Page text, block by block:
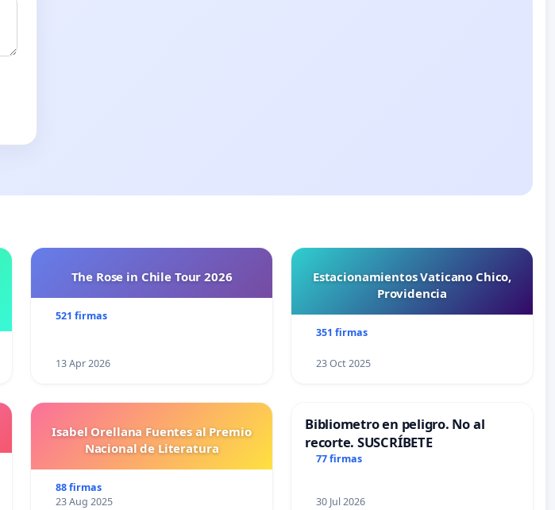
The Rose in Chile Tour 2026
521 firmas
13 Apr 2026
Estacionamientos Vaticano Chico,
Providencia
351 firmas
23 Oct 2025
Isabel Orellana Fuentes al Premio
Nacional de Literatura
88 firmas
23 Aug 2025
Bibliometro en peligro. No al
recorte. SUSCRÍBETE
77 firmas
30 Jul 2026